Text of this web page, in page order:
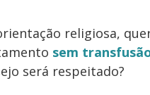
religiosa,
sem
será respeitado?